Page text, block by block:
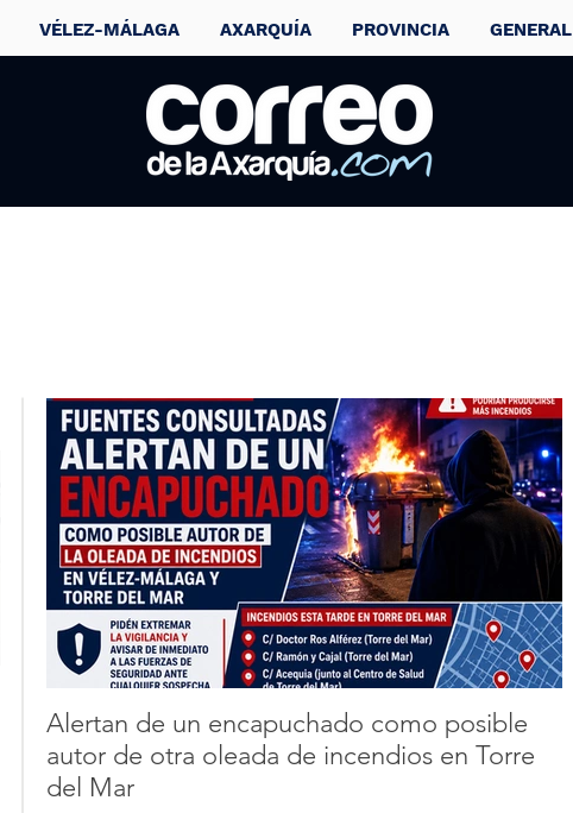
VÉLEZ-MÁLAGA AXARQUÍA PROVINCIA GENERAL
Así le afecta el
cambio de hora a
tu cuerpo cuando
llega el horario de
verano
Encabezado 2
Alertan de un encapuchado como posible
autor de otra oleada de incendios en Torre
del Mar